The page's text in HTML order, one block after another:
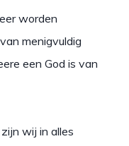
worden
menigvuldig
een God is van
wij in alles